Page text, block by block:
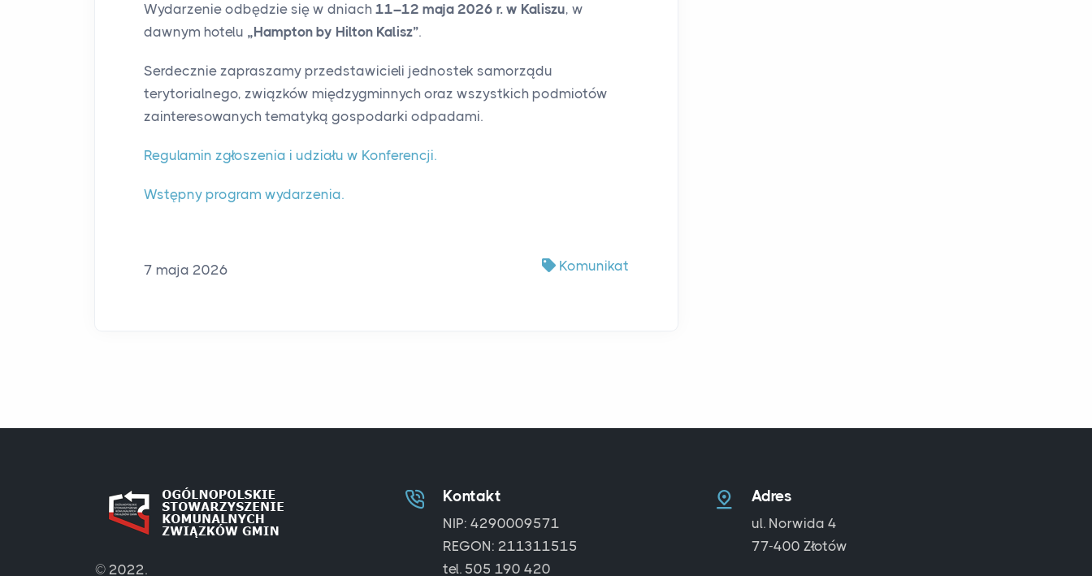
Wydarzenie odbędzie się w dniach 11–12 maja 2026 r. w Kaliszu, w
dawnym hotelu „Hampton by Hilton Kalisz”.
Serdecznie zapraszamy przedstawicieli jednostek samorządu
terytorialnego, związków międzygminnych oraz wszystkich podmiotów
zainteresowanych tematyką gospodarki odpadami.
Regulamin zgłoszenia i udziału w Konferencji.
Wstępny program wydarzenia.
7 maja 2026 Komunikat
© 2022.
Kontakt
NIP: 4290009571
REGON: 211311515
tel. 505 190 420
Adres
ul. Norwida 4
77-400 Złotów